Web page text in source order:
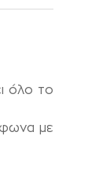
όλο το
με